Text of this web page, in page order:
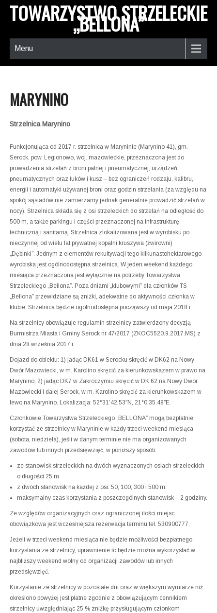
TOWARZYSTWO STRZELECKIE
„BELLONA”
Menu
MARYNINO
Strzelnica Marynino
Funkcjonująca od 2017 r. strzelnica w Maryninie (Marynino 41), gm.
Serock, pow. Legionowo, woj. mazowieckie, przeznaczona jest do
prowadzenia strzelań z broni palnej i pneumatycznej, urządzeń
pneumatycznych oraz łuków i kusz – bez ograniczeń rodzaju, kalibru,
energii i automatyki używanej broni oraz godzin strzelania (za względu na
spokój sąsiadów nie zamierzamy jednak generalnie prowadzić strzelań w
nocy). Strzelnica składa się z osi strzeleckich do strzelań na odległość do
500 m, a także parkingu i części przeznaczonej na infrastrukturę
techniczną i sanitarną. Strzelnica zlokalizowana jest w wyrobisku po
nieczynnej od wielu lat prywatnej kopalni kruszywa (żwirowni)
„Dębinki”. Jednym z elementów rekultywacji tego kilkunastohektarowego
wyrobiska jest ogólnodostępna strzelnica. W jeden weekend każdego
miesiąca przeznaczona jest wyłącznie na potrzeby Towarzystwa
Strzeleckiego „Bellona”. Poza dniami „klubowymi” dla członków TS
„Bellona” przewidziane są zniżki, adekwatne do aktywności członka w
klubie. Strzelnica będzie ogólnodostępna począwszy od maja 2018 r.
Na strzelnicy obowiązuje regulamin strzelnicy zatwierdzony decyzją
Burmistrza Miasta i Gminy Serock nr 47/2017 (ZKOC5520.9.2017.MS) z
dnia 28 września 2017 r.
Dojazd do obiektu: 1) jadąc DK61 w Serocku skręcić w DK62 na Nowy
Dwór Mazowiecki, w m. Karolino skręcić za kierunkowskazem w prawo na
Marynino; 2) jadąc DK7 w Zakroczymiu skręcić w DK 62 na Nowy Dwór
Mazowiecki i dalej Serock, w m. Karolino skręcić za kierunkowskazem w
lewo na Marynino. Lokalizacja: 52°31’42.53″N, 21°0’35.48″E.
Członkowie Towarzystwa Strzeleckiego „BELLONA” mogą bezpłatnie
korzystać ze strzelnicy w Maryninie w każdy trzeci weekend miesiąca
(sobota, niedziela), jeśli w danym terminie nie ma organizowanych
zawodów lub innych przedsięwzięć, w poniższy sposób:
ze stanowisk strzeleckich na dwóch wyznaczonych osiach strzeleckich
o długości 25 m.
z dwóch stanowisk na każdej z osi: 50, 100, 300 i 500 m.
maksymalny czas korzystania z poszczególnych stanowisk – 2 godziny.
Ze względów organizacyjnych oraz ograniczonej ilości miejsc
obowiązkowa jest wcześniejsza rezerwacja terminu tel. 530900777.
Jeżeli w trzeci weekend miesiąca nie będzie możliwości bezpłatnego
korzystania ze strzelnicy, uprawnienie to będzie można wykorzystać w
najbliższy weekend wolny od organizacji zawodów lub innych
przedsięwzięć.
Korzystanie ze strzelnicy w pozostałe dni oraz w większym wymiarze niż
określono powyżej jest płatne zgodnie z obowiązującym cennikiem
strzelnicy uwzględniając 25 % zniżkę przysługującym członkom